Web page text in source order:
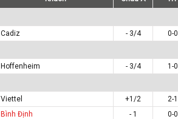
Cadiz - 3/4
0-0
Hoffenheim - 3/4
1-0
Viettel +1/2
2-1
Bình Định - 1
0-0